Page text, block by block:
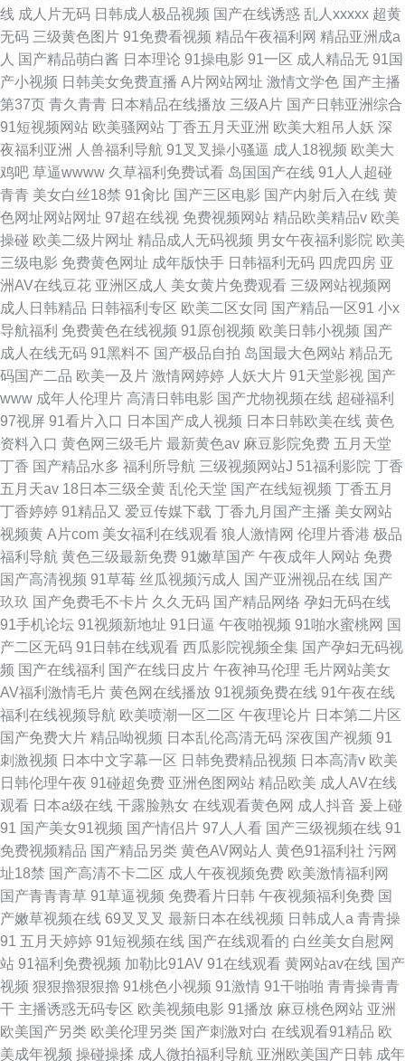
线 成人片无码 日韩成人极品视频 国产在线诱惑 乱人xxxxx 超黄
无码 三级黄色图片 91免费看视频 精品午夜福利网 精品亚洲成a
人 国产精品萌白酱 日本理论 91操电影 91一区 成人精品无 91国
产小视频 日韩美女免费直播 A片网站网址 激情文学色 国产主播
第37页 青久青青 日本精品在线播放 三级A片 国产日韩亚洲综合
91短视频网站 欧美骚网站 丁香五月天亚洲 欧美大粗吊人妖 深
夜福利亚洲
人兽福利导航 91叉叉操小骚逼 成人18视频 欧美大
鸡吧 草逼wwww 久草福利免费试看 岛国国产在线 91人人超碰
青青 美女白丝18禁 91肏比 国产三区电影 国产内射后入在线 黄
色网址网站网址 97超在线视 免费视频网站 精品欧美精品v 欧美
操碰 欧美二级片网址 精品成人无码视频 男女午夜福利影院 欧美
三级电影 免费黄色网址 成年版快手 日韩福利无码 四虎四房 亚
洲AV在线豆花 亚洲区成人 美女黄片免费观看 三级网站视频网
成人日韩精品 日韩福利专区 欧美二区女同 国产精品一区91 小x
导航福利 免费黄色在线视频 91原创视频 欧美日韩小视频 国产
成人在线无码 91黑料不 国产极品自拍 岛国最大色网站 精品无
码国产二品 欧美一及片 激情网婷婷 人妖大片 91天堂影视 国产
www 成年人伦理片 高清日韩电影 国产尤物视频在线 超碰福利
97视屏 91看片入口 日本国产成人视频 日本日韩欧美在线 黄色
资料入口 黄色网三级毛片 最新黄色av 麻豆影院免费 五月天堂
丁香 国产精品水多 福利所导航 三级视频网站J 51福利影院 丁香
五月天av 18日本三级全黄 乱伦天堂 国产在线短视频 丁香五月
丁香婷婷 91精品又 爱豆传媒下载 丁香九月国产主播 美女网站
视频黄 A片com 美女福利在线观看 狼人激情网 伦理片香港 极品
福利导航 黄色三级最新免费 91嫩草国产 午夜成年人网站 免费
国产高清视频 91草莓 丝瓜视频污成人 国产亚洲视品在线 国产
玖玖 国产免费毛不卡片 久久无码 国产精品网络 孕妇无码在线
91手机论坛 91视频新地址 91日逼 午夜啪视频 91啪水蜜桃网 国
产二区无码 91日韩在线观看 西瓜影院视频全集 国产孕妇无码视
频 国产在线福利 国产在线日皮片 午夜神马伦理 毛片网站美女
AV福利激情毛片 黄色网在线播放 91视频免费在线 91午夜在线
福利在线视频导航 欧美喷潮一区二区 午夜理论片 日本第二片区
国产免费大片 精品呦视频 日本乱伦高清无码 深夜国产视频 91
刺激视频 日本中文字幕一区 日韩免费精品视频 日本高清v 欧美
日韩伦理午夜 91碰超免费 亚洲色图网站 精品欧美 成人AV在线
观看 日本a级在线 干露脸熟女 在线观看黄色网 成人抖音 爰上碰
91 国产美女91视频 国产情侣片 97人人看 国产三级视频在线 91
免费视频精品 国产精品另类 黄色AV网站人 黄色91福利社 污网
址18禁 国产高清不卡二区 成人午夜视频免费 欧美激情福利网
国产青青青草 91草逼视频 免费看片日韩 午夜视频福利免费 国
产嫩草视频在线 69叉叉叉 最新日本在线视频 日韩成人a 青青操
91 五月天婷婷 91短视频在线 国产在线观看的 白丝美女自慰网
站 91福利免费视频 加勒比91AV 91在线观看 黄网站av在线 国产
视频 狠狠擼狠狠擼 91桃色小视频 91激情 91干啪啪 青青操青青
干 主播诱惑无码专区 欧美视频电影 91播放 麻豆桃色网站 亚洲
欧美国产另类 欧美伦理另类 国产刺激对白 在线观看91精品 欧
美成年视频 操碰操揉 成人微拍福利导航 亚洲欧美国产日韩 成年